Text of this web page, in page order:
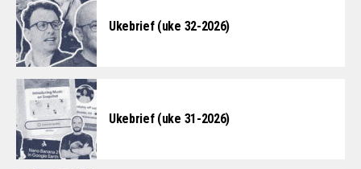
Ukebrief (uke 32-2026)
Ukebrief (uke 31-2026)